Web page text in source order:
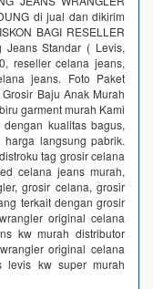
di jual dan dikirim
BAGI RESELLER
Jeans Standar ( Levis,
reseller celana jeans,
jeans. Foto Paket
Baju Anak Murah
garment murah Kami
kualitas bagus,
langsung pabrik.
tag grosir celana
celana jeans murah,
grosir celana, grosir
terkait dengan grosir
original celana
kw murah distributor
original celana
levis kw super murah